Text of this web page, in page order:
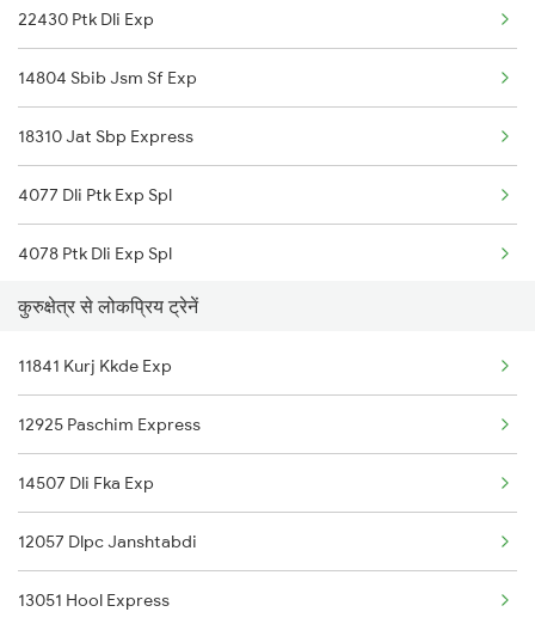
22430 Ptk Dli Exp
14804 Sbib Jsm Sf Exp
18310 Jat Sbp Express
4077 Dli Ptk Exp Spl
4078 Ptk Dli Exp Spl
8309 Sbp Jat Spl
8310 Jat Sbp Spl
9225 Ju Jat Exp Spl
9226 Jat Ju Spl
14633 Ravi Exp
18309 Sbp Jat Express
कुरुक्षेत्र से लोकप्रिय ट्रेनें
11841 Kurj Kkde Exp
12925 Paschim Express
14507 Dli Fka Exp
12057 Dlpc Janshtabdi
13051 Hool Express